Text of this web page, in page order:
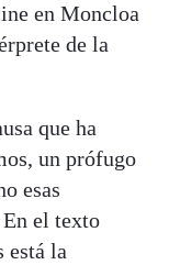
en Moncloa
de la
que ha
un prófugo
esas
el texto
está la